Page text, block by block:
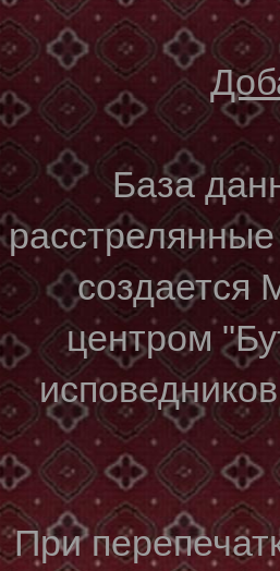
База
создается
центром
При